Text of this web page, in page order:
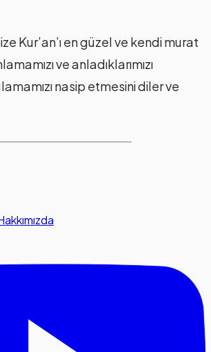
Kur’an’ı en güzel ve kendi murat
ve anladıklarımızı
nasip etmesini diler ve